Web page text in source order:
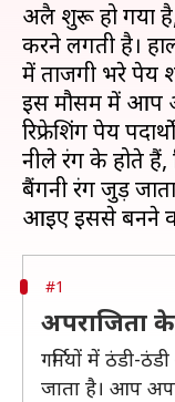
अप्रैल शुरू हो गया
करने लगती है।
में ताजगी भरे पेय
इस मौसम में आप
रिफ्रेशिंग पेय
नीले रंग के होते हैं,
बैंगनी रंग जुड़
आइए इससे बनने
#1
अपराजिता
गर्मियों में ठंडी-
जाता है। आप